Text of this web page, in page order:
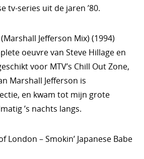
tv-series uit de jaren ’80.
Jefferson Mix) (1994)
oeuvre van Steve Hillage en
voor MTV’s Chill Out Zone,
Marshall Jefferson is
en kwam tot mijn grote
’s nachts langs.
London – Smokin’ Japanese Babe